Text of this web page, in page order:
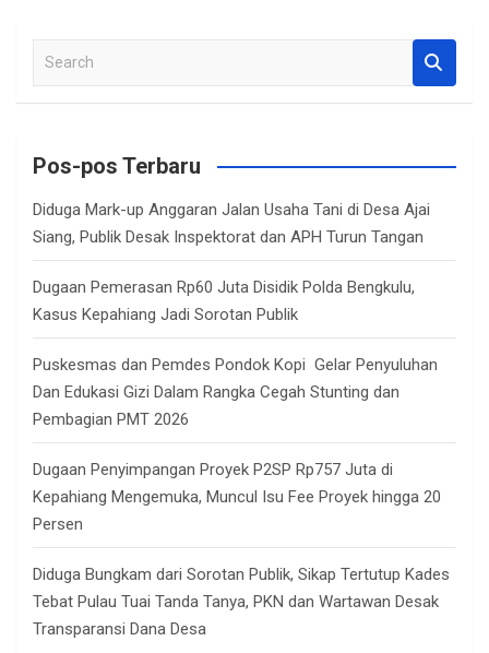
a
c
Pos-pos Terbaru
Diduga Mark-up Anggaran Jalan Usaha Tani di Desa Ajai
Siang, Publik Desak Inspektorat dan APH Turun Tangan
Dugaan Pemerasan Rp60 Juta Disidik Polda Bengkulu,
Kasus Kepahiang Jadi Sorotan Publik
Puskesmas dan Pemdes Pondok Kopi Gelar Penyuluhan
Dan Edukasi Gizi Dalam Rangka Cegah Stunting dan
Pembagian PMT 2026
Dugaan Penyimpangan Proyek P2SP Rp757 Juta di
Kepahiang Mengemuka, Muncul Isu Fee Proyek hingga 20
Persen
Diduga Bungkam dari Sorotan Publik, Sikap Tertutup Kades
Tebat Pulau Tuai Tanda Tanya, PKN dan Wartawan Desak
Transparansi Dana Desa